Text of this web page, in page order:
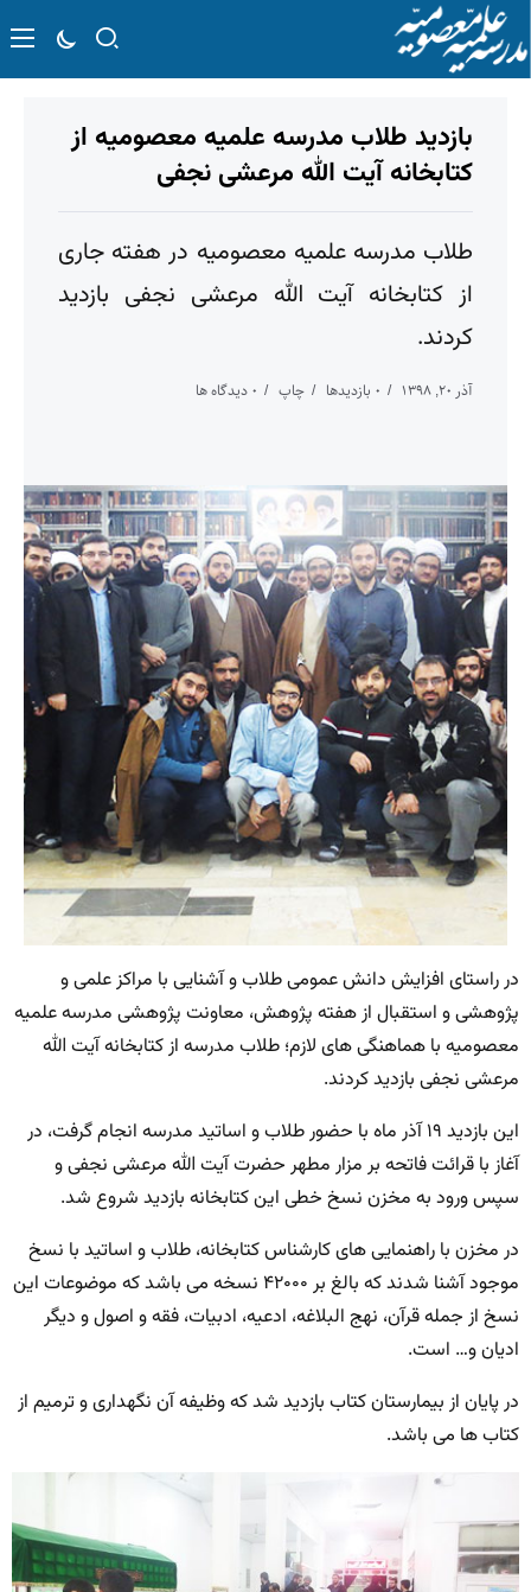
بازدید طلاب مدرسه علمیه معصومیه از
کتابخانه آیت الله مرعشی نجفی
طلاب مدرسه علمیه معصومیه در هفته جاری
از کتابخانه آیت الله مرعشی نجفی بازدید
کردند.
آذر ۲۰, ۱۳۹۸ ۰ بازدیدها چاپ ۰ دیدگاه ها
در راستای افزایش دانش عمومی طلاب و آشنایی با مراکز علمی و
پژوهشی و استقبال از هفته پژوهش، معاونت پژوهشی مدرسه علمیه
معصومیه با هماهنگی های لازم؛ طلاب مدرسه از کتابخانه آیت الله
مرعشی نجفی بازدید کردند.
این بازدید ۱۹ آذر ماه با حضور طلاب و اساتید مدرسه انجام گرفت، در
آغاز با قرائت فاتحه بر مزار مطهر حضرت آیت الله مرعشی نجفی و
سپس ورود به مخزن نسخ خطی این کتابخانه بازدید شروع شد.
در مخزن با راهنمایی های کارشناس کتابخانه، طلاب و اساتید با نسخ
موجود آشنا شدند که بالغ بر ۴۲۰۰۰ نسخه می باشد که موضوعات این
نسخ از جمله قرآن، نهج البلاغه، ادعیه، ادبیات، فقه و اصول و دیگر
ادیان و… است.
در پایان از بیمارستان کتاب بازدید شد که وظیفه آن نگهداری و ترمیم از
کتاب ها می باشد.